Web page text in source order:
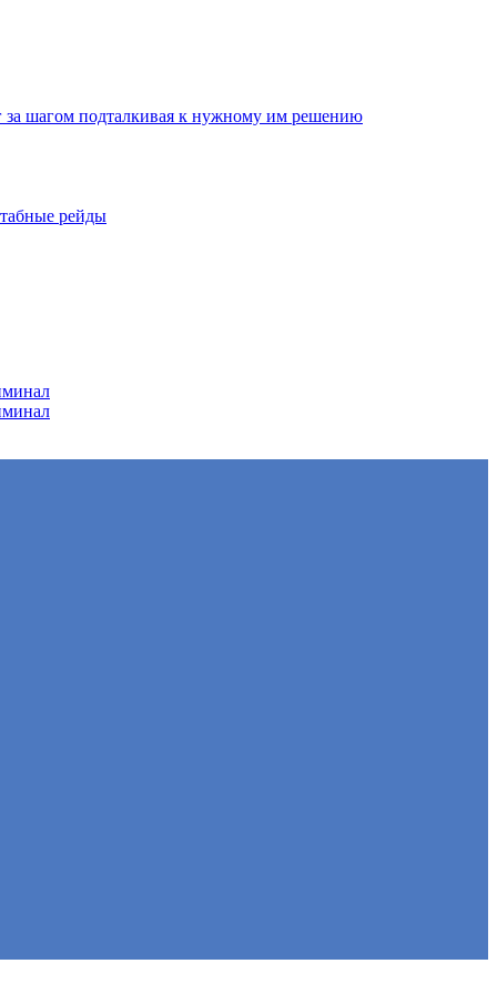
шагом подталкивая к нужному им решению
рейды